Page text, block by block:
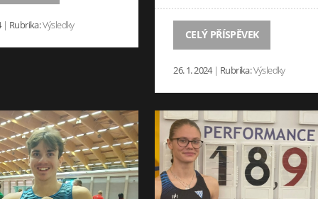
| Rubrika:Výsledky
CELÝ PŘÍSPĚVEK
26. 1. 2024 | Rubrika:Výsledky